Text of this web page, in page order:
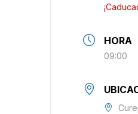
HORA
09:00